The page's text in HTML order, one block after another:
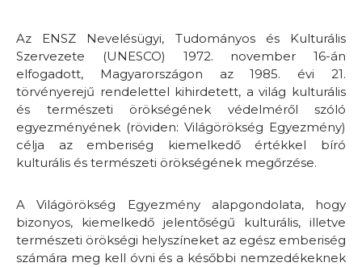
Az ENSZ Nevelésügyi, Tudományos és Kulturális
Szervezete (UNESCO) 1972. november 16-án
elfogadott, Magyarországon az 1985. évi 21.
törvényerejű rendelettel kihirdetett, a világ kulturális
és természeti örökségének védelméről szóló
egyezményének (röviden: Világörökség Egyezmény)
célja az emberiség kiemelkedő értékkel bíró
kulturális és természeti örökségének megőrzése.
A Világörökség Egyezmény alapgondolata, hogy
bizonyos, kiemelkedő jelentőségű kulturális, illetve
természeti örökségi helyszíneket az egész emberiség
számára meg kell óvni és a későbbi nemzedékeknek